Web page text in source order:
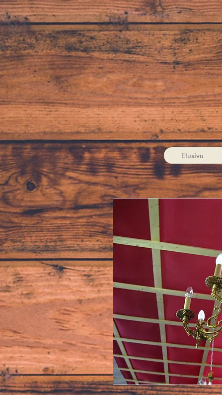
Etusivu